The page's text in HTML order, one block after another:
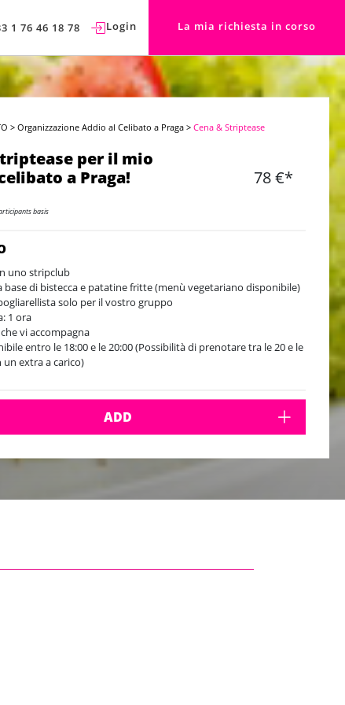
1 76 46 18 78 Login La mia richiesta in corso
>Organizzazione Addio al Celibato a Praga >Cena & Striptease
per il mio
a Praga!
78 €*
basis
uno stripclub
base di bistecca e patatine fritte (menù vegetariano disponibile)
solo per il vostro gruppo
1 ora
vi accompagna
entro le 18:00 e le 20:00 (Possibilità di prenotare tra le 20 e le
un extra a carico)
ADD